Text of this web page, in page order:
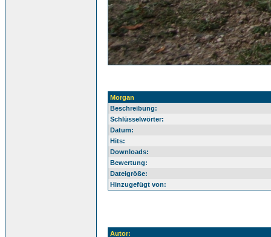
Morgan
Beschreibung:
Schlüsselwörter:
Datum:
Hits:
Downloads:
Bewertung:
Dateigröße:
Hinzugefügt von:
Autor: